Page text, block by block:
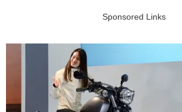
Sponsored Links